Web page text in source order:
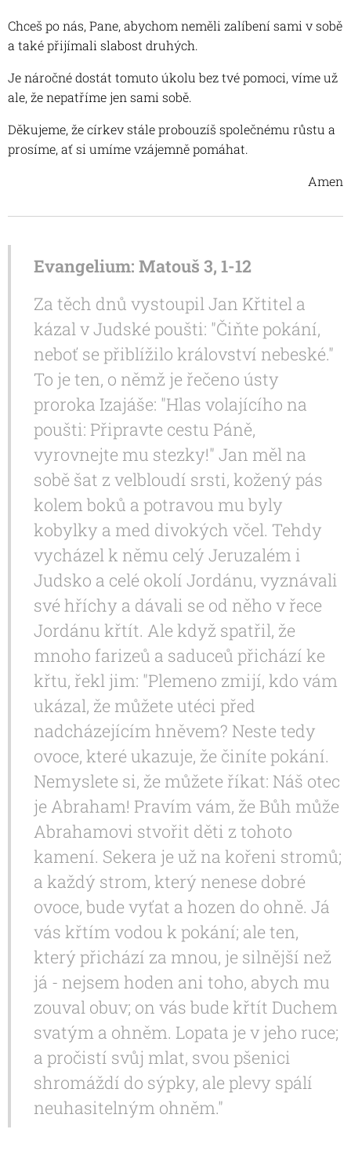
Chceš po nás, Pane, abychom neměli zalíbení sami v sobě
a také přijímali slabost druhých.
Je náročné dostát tomuto úkolu bez tvé pomoci, víme už
ale, že nepatříme jen sami sobě.
Děkujeme, že církev stále probouzíš společnému růstu a
prosíme, ať si umíme vzájemně pomáhat.
Amen
Evangelium: Matouš 3, 1-12
Za těch dnů vystoupil Jan Křtitel a
kázal v Judské poušti: "Čiňte pokání,
neboť se přiblížilo království nebeské."
To je ten, o němž je řečeno ústy
proroka Izajáše: "Hlas volajícího na
poušti: Připravte cestu Páně,
vyrovnejte mu stezky!" Jan měl na
sobě šat z velbloudí srsti, kožený pás
kolem boků a potravou mu byly
kobylky a med divokých včel. Tehdy
vycházel k němu celý Jeruzalém i
Judsko a celé okolí Jordánu, vyznávali
své hříchy a dávali se od něho v řece
Jordánu křtít. Ale když spatřil, že
mnoho farizeů a saduceů přichází ke
křtu, řekl jim: "Plemeno zmijí, kdo vám
ukázal, že můžete utéci před
nadcházejícím hněvem? Neste tedy
ovoce, které ukazuje, že činíte pokání.
Nemyslete si, že můžete říkat: Náš otec
je Abraham! Pravím vám, že Bůh může
Abrahamovi stvořit děti z tohoto
kamení. Sekera je už na kořeni stromů;
a každý strom, který nenese dobré
ovoce, bude vyťat a hozen do ohně. Já
vás křtím vodou k pokání; ale ten,
který přichází za mnou, je silnější než
já - nejsem hoden ani toho, abych mu
zouval obuv; on vás bude křtít Duchem
svatým a ohněm. Lopata je v jeho ruce;
a pročistí svůj mlat, svou pšenici
shromáždí do sýpky, ale plevy spálí
neuhasitelným ohněm."